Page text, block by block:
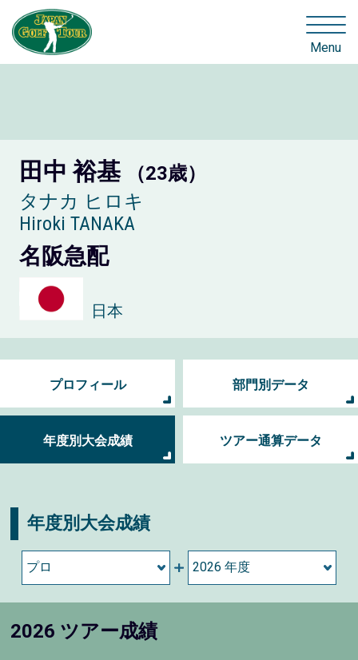
Menu
田中 裕基
（23歳）
タナカ ヒロキ
Hiroki TANAKA
名阪急配
日本
プロフィール 部門別データ
年度別大会成績 ツアー通算データ
年度別大会成績
2026 ツアー成績